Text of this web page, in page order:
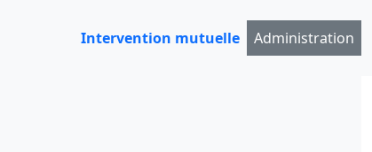
Intervention mutuelle Administration